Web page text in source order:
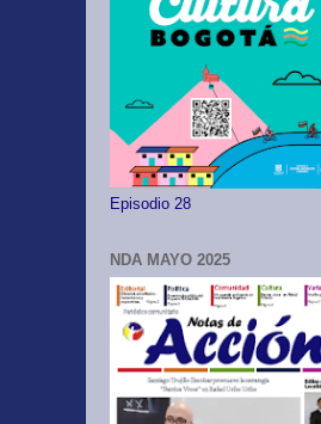
Episodio 28
NDA MAYO 2025